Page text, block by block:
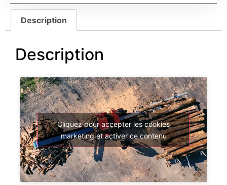
Description
Description
Cliquez pour accepter les cookies
marketing et activer ce contenu